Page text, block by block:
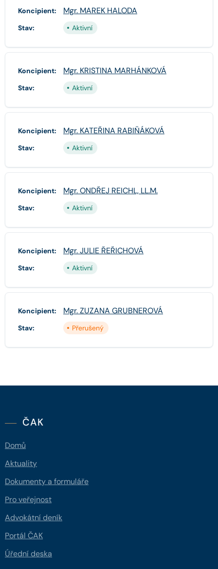
Koncipient: Mgr. MAREK HALODA
Stav: Aktivní
Koncipient: Mgr. KRISTINA MARHÁNKOVÁ
Stav: Aktivní
Koncipient: Mgr. KATEŘINA RABIŇÁKOVÁ
Stav: Aktivní
Koncipient: Mgr. ONDŘEJ REICHL, LL.M.
Stav: Aktivní
Koncipient: Mgr. JULIE ŘEŘICHOVÁ
Stav: Aktivní
Koncipient: Mgr. ZUZANA GRUBNEROVÁ
Stav: Přerušený
ČAK
Domů
Aktuality
Dokumenty a formuláře
Pro veřejnost
Advokátní deník
Portál ČAK
Úřední deska